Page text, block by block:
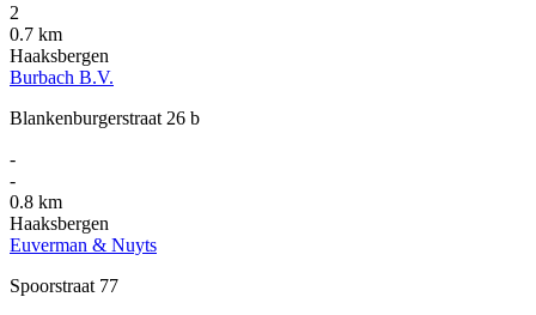
2
0.7 km
Haaksbergen
Burbach B.V.
Blankenburgerstraat 26 b
-
-
0.8 km
Haaksbergen
Euverman & Nuyts
Spoorstraat 77